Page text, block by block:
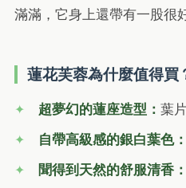
滿滿，它身上還帶有一股很
蓮花芙蓉為什麼值得買
超夢幻的蓮座造型：葉
自帶高級感的銀白葉色
聞得到天然的舒服清香